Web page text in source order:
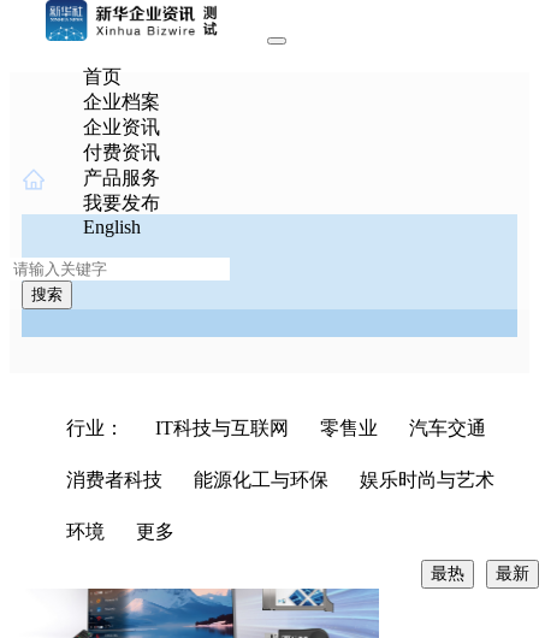
首页
企业档案
企业资讯
付费资讯
产品服务
我要发布
English
搜索
行业： IT科技与互联网 零售业 汽车交通
消费者科技 能源化工与环保 娱乐时尚与艺术
环境 更多
IT
技
联
网
最新
最热